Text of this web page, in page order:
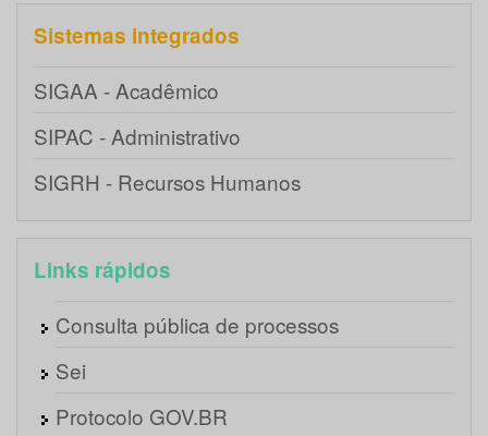
Sistemas integrados
SIGAA - Acadêmico
SIPAC - Administrativo
SIGRH - Recursos Humanos
Links rápidos
Consulta pública de processos
Sei
Protocolo GOV.BR